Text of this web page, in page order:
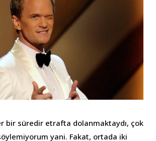
bir süredir etrafta dolanmaktaydı, çok
yani. Fakat, ortada iki